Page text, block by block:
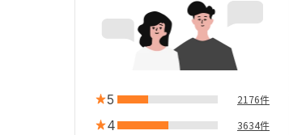
5 2176件
4 3634件